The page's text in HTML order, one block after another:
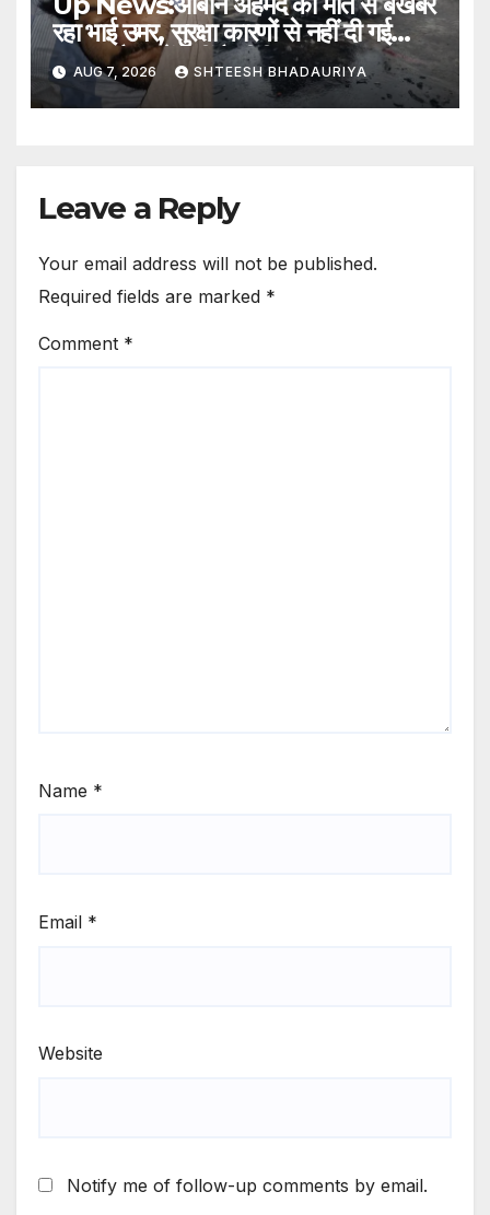
रहा भाई उमर, सुरक्षा कारणों से नहीं दी गई
सूचना; बैरक में नहीं है टीवी – Umar
Remained Unaware Of His
Brother Aban Ahmed Death
Reasons
AUG 7, 2026 SHTEESH BHADAURIYA
Leave a Reply
Your email address will not be published.
Required fields are marked *
Comment *
Name *
Email *
Website
Notify me of follow-up comments by email.